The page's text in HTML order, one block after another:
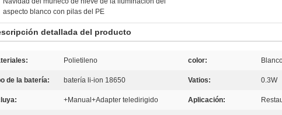
aspecto blanco con pilas del PE
detallada del producto
Polietileno color:
de la batería: batería li-ion 18650 Vatios: 0.3W
+Manual+Adapter teledirigido Aplicación: